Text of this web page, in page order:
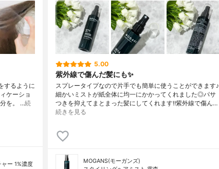
するように
ケーショ
を。 …続
ー 1%濃度
5.00
紫外線で傷んだ髪にも✨
スプレータイプなので片手でも簡単に使うことができます♪
細かいミストが紙全体に均一にかかってくれました◎パサ
つきを抑えてまとまった髪にしてくれます‼︎紫外線で傷ん…
続きを見る
MOGANS(モーガンズ)